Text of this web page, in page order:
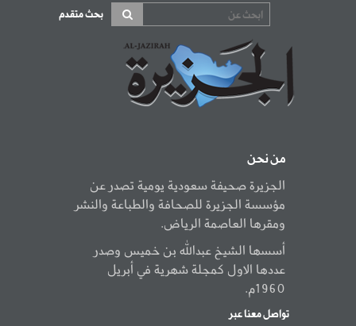
بحث متقدم
من نحن
الجزيرة صحيفة سعودية يومية تصدر عن
مؤسسة الجزيرة للصحافة والطباعة والنشر
ومقرها العاصمة الرياض.
أسسها الشيخ عبدالله بن خميس وصدر
عددها الاول كمجلة شهرية في أبريل
1960م.
تواصل معنا عبر